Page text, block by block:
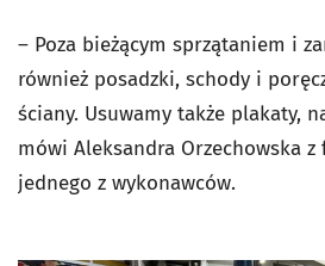
– Poza bieżącym sprzątaniem i
również posadzki, schody i
ściany. Usuwamy także plakaty,
mówi Aleksandra Orzechowska z
jednego z wykonawców.